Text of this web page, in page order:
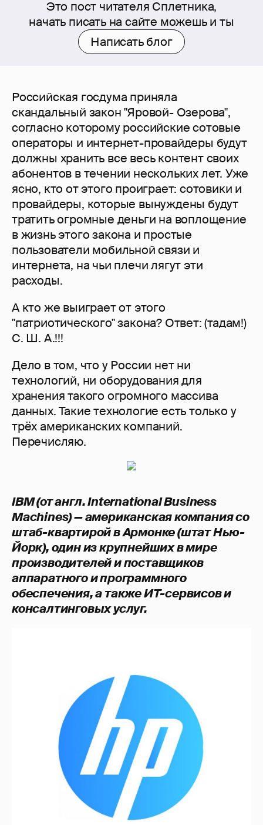
Это пост читателя Сплетника,
начать писать на сайте можешь и ты
Написать блог
Российская госдума приняла
скандальный закон "Яровой- Озерова",
согласно которому российские сотовые
операторы и интернет-провайдеры будут
должны хранить все весь контент своих
абонентов в течении нескольких лет. Уже
ясно, кто от этого проиграет: сотовики и
провайдеры, которые вынуждены будут
тратить огромные деньги на воплощение
в жизнь этого закона и простые
пользователи мобильной связи и
интернета, на чьи плечи лягут эти
расходы.
А кто же выиграет от этого
"патриотического" закона? Ответ: (тадам!)
С. Ш. А.!!!
Дело в том, что у России нет ни
технологий, ни оборудования для
хранения такого огромного массива
данных. Такие технологие есть только у
трёх американских компаний.
Перечисляю.
IBM (от англ. International Business
Machines) — американская компания со
штаб-квартирой в Армонке (штат Нью-
Йорк), один из крупнейших в мире
производителей и поставщиков
аппаратного и программного
обеспечения, а также ИТ-сервисов и
консалтинговых услуг.